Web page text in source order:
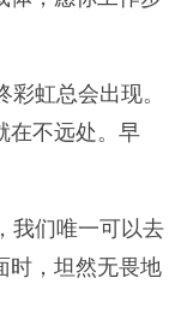
虹总会出现。
在不远处。早
我们唯一可以去
时，坦然无畏地